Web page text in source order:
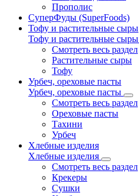
Прополис
СуперФуды (SuperFoods)
Тофу и растительные сыры
Тофу и растительные сыры
Смотреть весь раздел
Растительные сыры
Тофу
Урбеч, ореховые пасты
Урбеч, ореховые пасты
Смотреть весь раздел
Ореховые пасты
Тахини
Урбеч
Хлебные изделия
Хлебные изделия
Смотреть весь раздел
Крекеры
Сушки